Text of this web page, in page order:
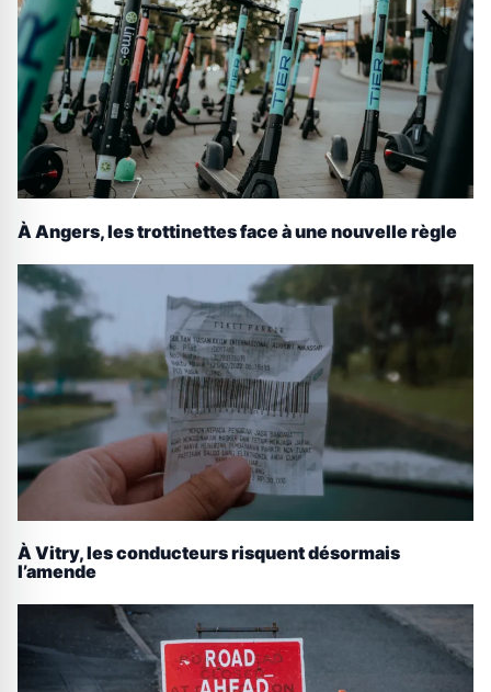
À Angers, les trottinettes face à une nouvelle règle
À Vitry, les conducteurs risquent désormais
l’amende